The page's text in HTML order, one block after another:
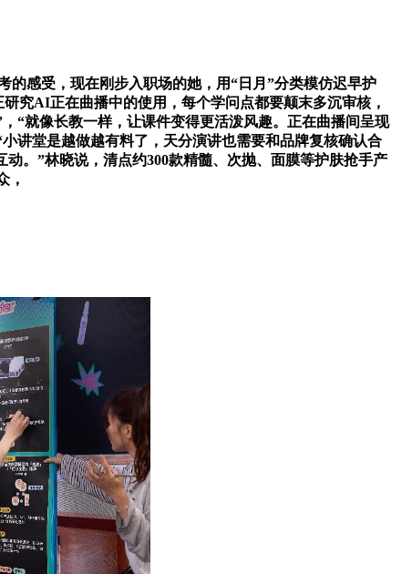
的感受，现在刚步入职场的她，用“日月”分类模仿迟早护
究AI正在曲播中的使用，每个学问点都要颠末多沉审核，
“就像长教一样，让课件变得更活泼风趣。正在曲播间呈现
讲堂是越做越有料了，天分演讲也需要和品牌复核确认合
。”林晓说，清点约300款精髓、次抛、面膜等护肤抢手产
，